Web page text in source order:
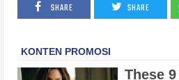
SHARE SHARE